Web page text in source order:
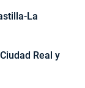
La
Real y